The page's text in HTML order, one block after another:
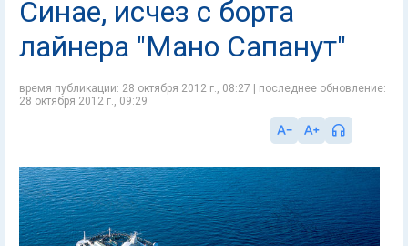
Синае, исчез с борта
лайнера "Мано Сапанут"
время публикации: 28 октября 2012 г., 08:27 | последнее обновление:
28 октября 2012 г., 09:29